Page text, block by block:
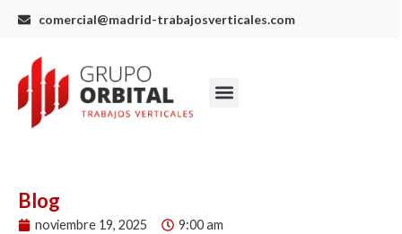
comercial@madrid-trabajosverticales.com
Menu
Blog
noviembre 19, 2025 9:00 am